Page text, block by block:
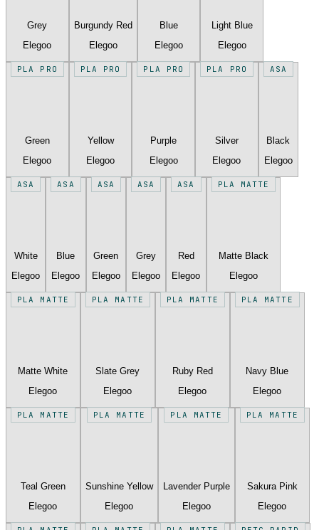
Grey
Elegoo
Burgundy Red
Elegoo
Blue
Elegoo
Light Blue
Elegoo
PLA PRO
Green
Elegoo
PLA PRO
Yellow
Elegoo
PLA PRO
Purple
Elegoo
PLA PRO
Silver
Elegoo
ASA
Black
Elegoo
ASA
White
Elegoo
ASA
Blue
Elegoo
ASA
Green
Elegoo
ASA
Grey
Elegoo
ASA
Red
Elegoo
PLA MATTE
Matte Black
Elegoo
PLA MATTE
Matte White
Elegoo
PLA MATTE
Slate Grey
Elegoo
PLA MATTE
Ruby Red
Elegoo
PLA MATTE
Navy Blue
Elegoo
PLA MATTE
Teal Green
Elegoo
PLA MATTE
Sunshine Yellow
Elegoo
PLA MATTE
Lavender Purple
Elegoo
PLA MATTE
Sakura Pink
Elegoo